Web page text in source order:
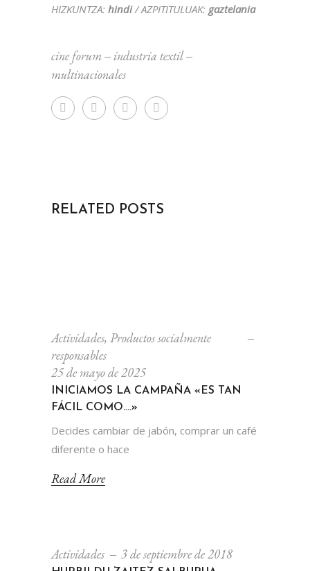
HIZKUNTZA: hindi / AZPITITULUAK: gaztelania
cine forum‒industria textil‒
multinacionales
RELATED POSTS
Actividades, Productos socialmente
responsables
25 de mayo de 2025
INICIAMOS LA CAMPAÑA «ES TAN
FÁCIL COMO….»
Decides cambiar de jabón, comprar un café
diferente o hace
Read More
Actividades 3 de septiembre de 2018